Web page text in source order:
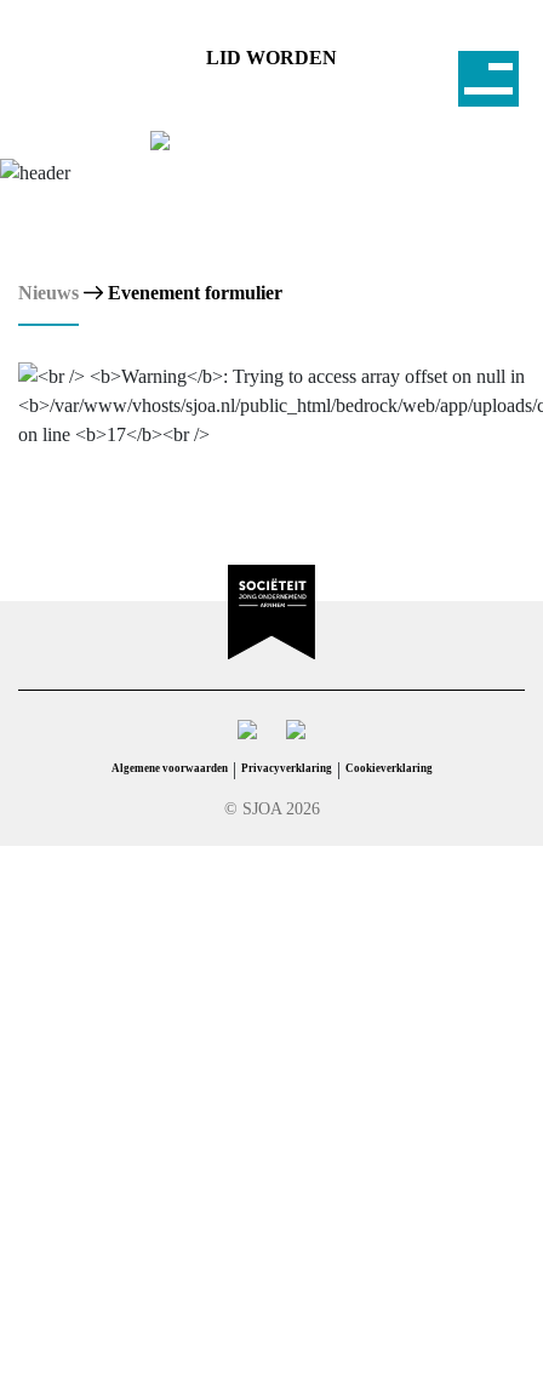
LID WORDEN
Nieuws Evenement formulier
© SJOA 2026
Algemene voorwaarden | Privacyverklaring | Cookieverklaring